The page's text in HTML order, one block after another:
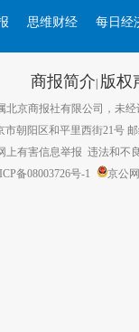
思维财经 每日经
商报简介| 版权
北京商报社有限公司，未经
市朝阳区和平里西街21号
上有害信息举报 违法和不
备08003726号-1
京公